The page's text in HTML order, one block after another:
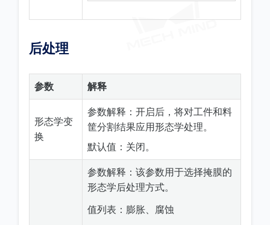
后处理
参数 解释
形态学变
换
参数解释：开启后，将对工件和料
筐分割结果应用形态学处理。
默认值：关闭。
参数解释：该参数用于选择掩膜的
形态学后处理方式。
值列表：膨胀、腐蚀